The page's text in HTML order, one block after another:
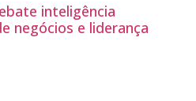
inteligência
negócios e liderança